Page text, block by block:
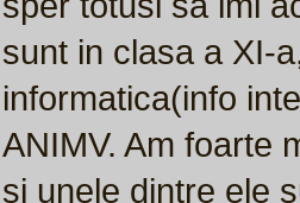
sunt in clasa a XI-
informatica(info
ANIMV. Am foarte
si unele dintre ele